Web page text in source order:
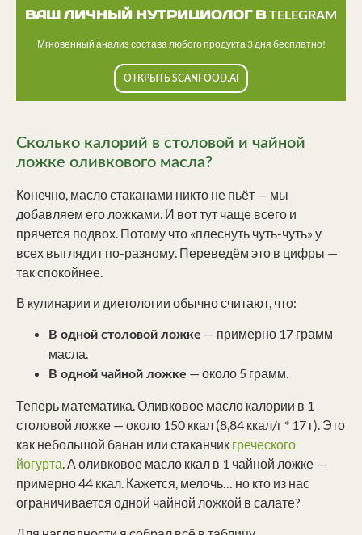
ВАШ ЛИЧНЫЙ НУТРИЦИОЛОГ В TELEGRAM
Мгновенный анализ состава любого продукта 3 дня бесплатно!
ОТКРЫТЬ SCANFOOD.AI
Сколько калорий в столовой и чайной
ложке оливкового масла?
Конечно, масло стаканами никто не пьёт — мы
добавляем его ложками. И вот тут чаще всего и
прячется подвох. Потому что «плеснуть чуть-чуть» у
всех выглядит по-разному. Переведём это в цифры —
так спокойнее.
В кулинарии и диетологии обычно считают, что:
В одной столовой ложке — примерно 17 грамм
масла.
В одной чайной ложке — около 5 грамм.
Теперь математика. Оливковое масло калории в 1
столовой ложке — около 150 ккал (8,84 ккал/г * 17 г). Это
как небольшой банан или стаканчик греческого
йогурта . А оливковое масло ккал в 1 чайной ложке —
примерно 44 ккал. Кажется, мелочь… но кто из нас
ограничивается одной чайной ложкой в салате?